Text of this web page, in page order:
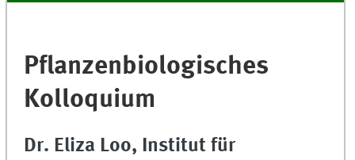
Pflanzenbiologisches
Kolloquium
Dr. Eliza Loo, Institut für